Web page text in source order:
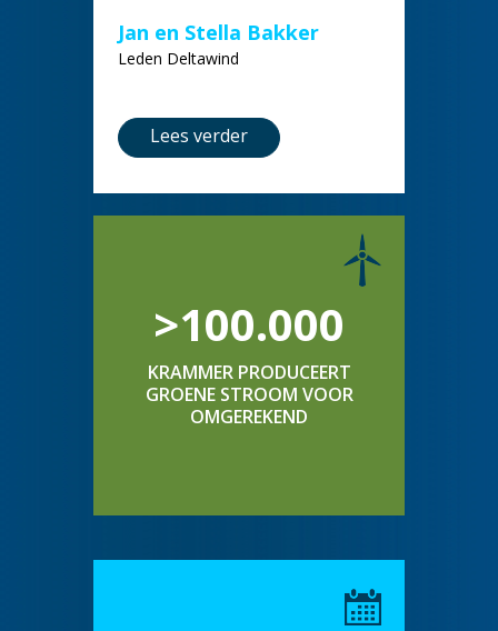
Jan en Stella Bakker
Leden Deltawind
Lees verder
>100.000
KRAMMER PRODUCEERT
GROENE STROOM VOOR
OMGEREKEND